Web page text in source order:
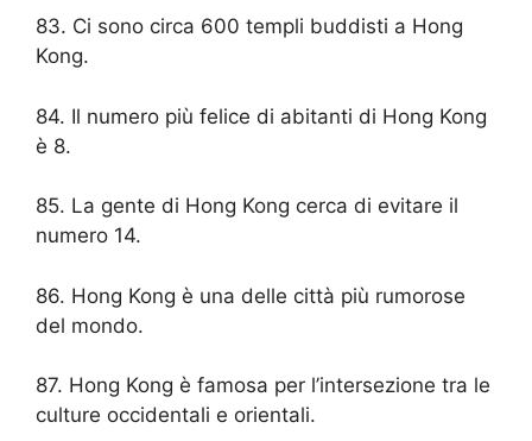
83. Ci sono circa 600 templi buddisti a Hong
Kong.
84. Il numero più felice di abitanti di Hong Kong
è 8.
85. La gente di Hong Kong cerca di evitare il
numero 14.
86. Hong Kong è una delle città più rumorose
del mondo.
87. Hong Kong è famosa per l’intersezione tra le
culture occidentali e orientali.